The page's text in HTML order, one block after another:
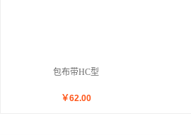
包布带HC型
￥62.00